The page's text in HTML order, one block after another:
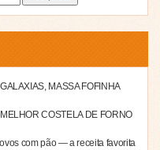
MASSA FOFINHA
COSTELA DE FORNO
com pão — a receita favorita